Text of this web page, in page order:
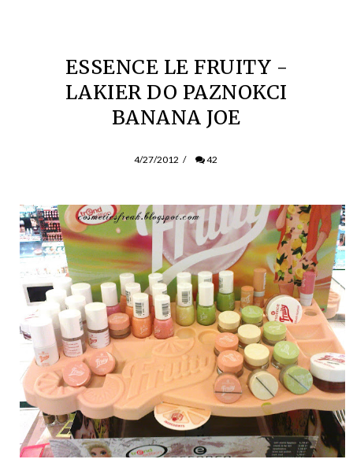
ESSENCE LE FRUITY -
LAKIER DO PAZNOKCI
BANANA JOE
4/27/2012 / 42